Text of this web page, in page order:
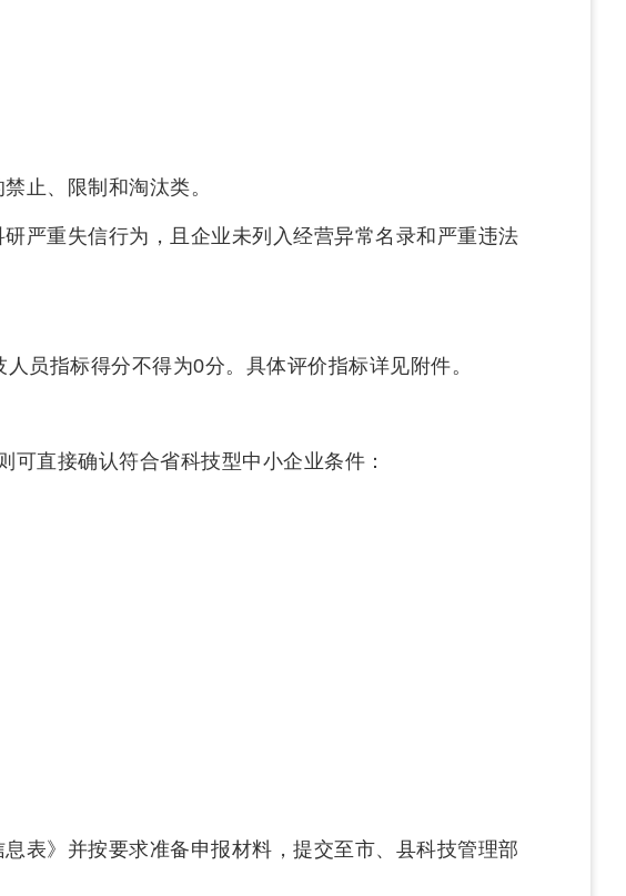
止、限制和淘汰类。
严重失信行为，且企业未列入经营异常名录和严重违法
员指标得分不得为0分。具体评价指标详见附件。
直接确认符合省科技型中小企业条件：
表》并按要求准备申报材料，提交至市、县科技管理部